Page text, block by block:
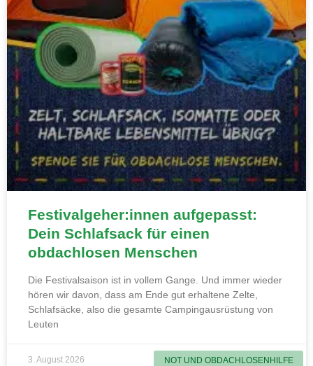
NOT UND OBDACHLOSENHILFE
Festivalgeher:innen aufgepasst:
Dein Schlafsack für einen
obdachlosen Menschen
Die Festivalsaison ist in vollem Gange. Und immer wieder
hören wir davon, dass am Ende gut erhaltene Zelte,
Schlafsäcke, also die gesamte Campingausrüstung von
Leuten
3. August 2026